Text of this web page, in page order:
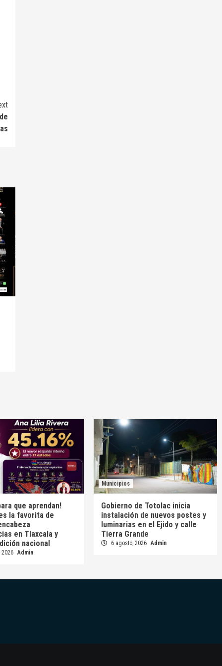
que aprendan!
la favorita de
en Tlaxcala y
nacional
Admin
Municipios
Gobierno de Totolac inicia
instalación de nuevos postes y
luminarias en el Ejido y calle
Tierra Grande
6 agosto, 2026 Admin